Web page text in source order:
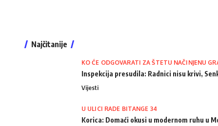
Najčitanije
KO ĆE ODGOVARATI ZA ŠTETU NAČINJENU
Inspekcija presudila: Radnici nisu krivi,
Vijesti
U ULICI RADE BITANGE 34
Korica: Domaći okusi u modernom ruhu u